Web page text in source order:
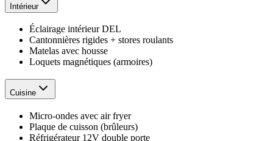
Intérieur
Éclairage intérieur DEL
Cantonnières rigides + stores roulants
Matelas avec housse
Loquets magnétiques (armoires)
Cuisine
Micro-ondes avec air fryer
Plaque de cuisson (brûleurs)
Réfrigérateur 12V double porte